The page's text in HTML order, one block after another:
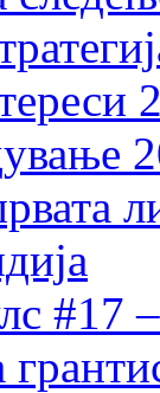
#17